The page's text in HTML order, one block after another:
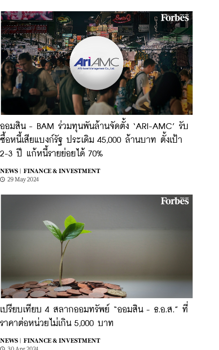
ออมสิน - BAM ร่วมทุนพันล้านจัดตั้ง ‘ARI-AMC’ รับ
ซื้อหนี้เสียแบงก์รัฐ ประเดิม 45,000 ล้านบาท ตั้งเป้า
2-3 ปี แก้หนี้รายย่อยได้ 70%
NEWS |
FINANCE & INVESTMENT
29 May 2024
เปรียบเทียบ 4 สลากออมทรัพย์ “ออมสิน - ธ.อ.ส.” ที่
ราคาต่อหน่วยไม่เกิน 5,000 บาท
NEWS |
FINANCE & INVESTMENT